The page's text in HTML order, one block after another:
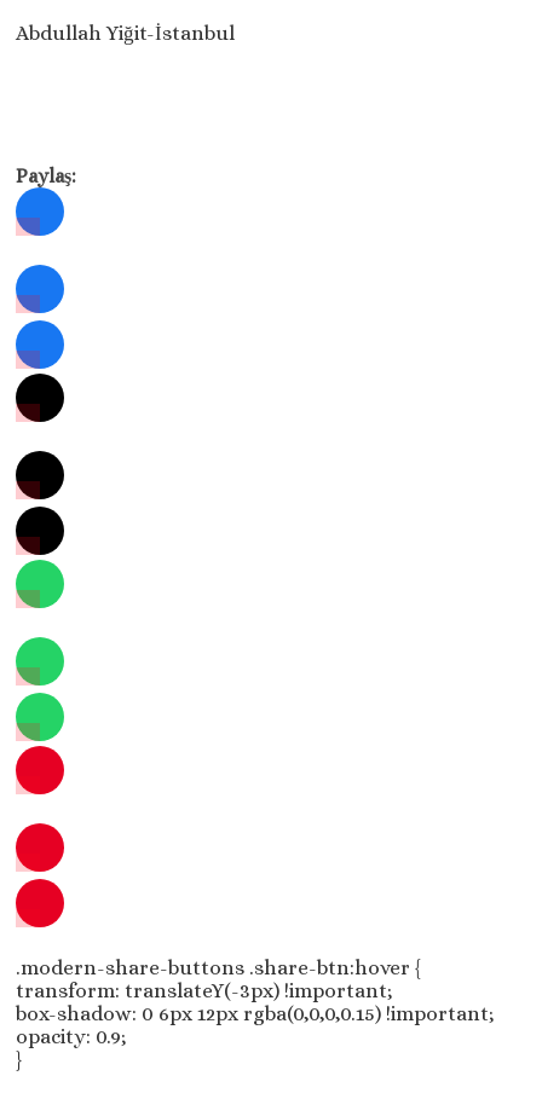
Abdullah Yiğit-İstanbul
Paylaş:
.modern-share-buttons .share-btn:hover {
transform: translateY(-3px) !important;
box-shadow: 0 6px 12px rgba(0,0,0,0.15) !important;
opacity: 0.9;
}